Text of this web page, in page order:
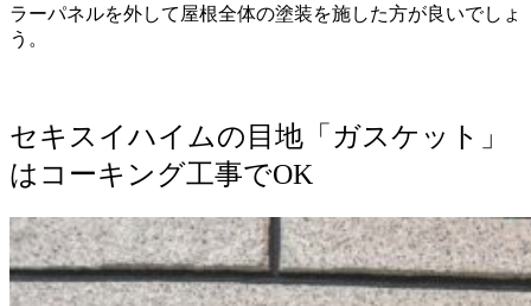
ラーパネルを外して屋根全体の塗装を施した方が良いでしょ
う。
セキスイハイムの目地「ガスケット」
はコーキング工事でOK